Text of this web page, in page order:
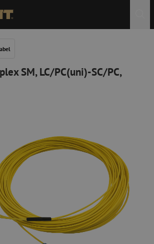
SM, LC/PC(uni)-SC/PC,